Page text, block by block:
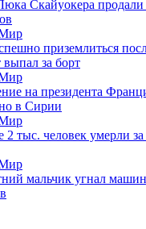
Скайуокера продали
приземлиться
за борт
на президента
в Сирии
тыс. человек умерли
мальчик угнал